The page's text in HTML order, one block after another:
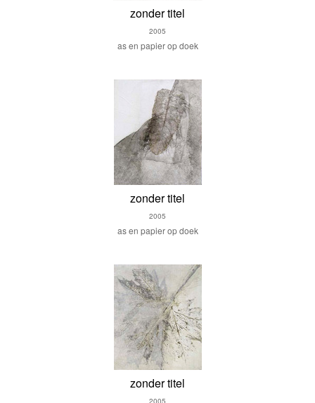
zonder titel
2005
as en papier op doek
zonder titel
2005
as en papier op doek
zonder titel
2005